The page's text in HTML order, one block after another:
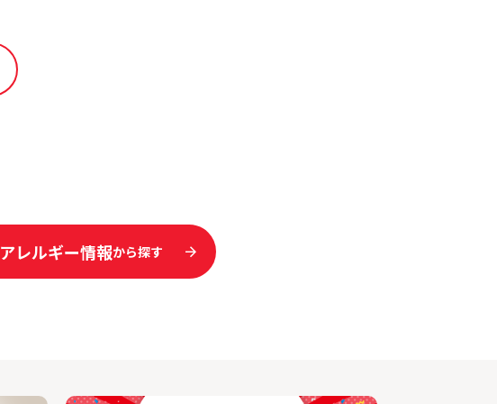
アレルギー情報から探す